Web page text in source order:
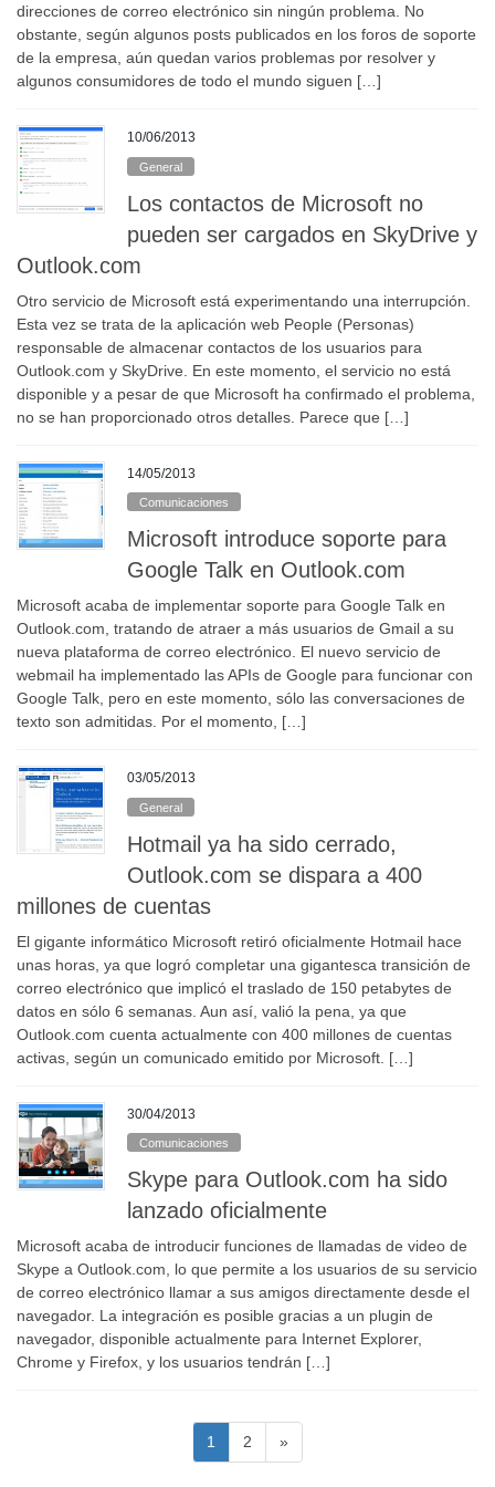
direcciones de correo electrónico sin ningún problema. No
obstante, según algunos posts publicados en los foros de soporte
de la empresa, aún quedan varios problemas por resolver y
algunos consumidores de todo el mundo siguen […]
10/06/2013
General
Los contactos de Microsoft no
pueden ser cargados en SkyDrive y
Outlook.com
Otro servicio de Microsoft está experimentando una interrupción.
Esta vez se trata de la aplicación web People (Personas)
responsable de almacenar contactos de los usuarios para
Outlook.com y SkyDrive. En este momento, el servicio no está
disponible y a pesar de que Microsoft ha confirmado el problema,
no se han proporcionado otros detalles. Parece que […]
14/05/2013
Comunicaciones
Microsoft introduce soporte para
Google Talk en Outlook.com
Microsoft acaba de implementar soporte para Google Talk en
Outlook.com, tratando de atraer a más usuarios de Gmail a su
nueva plataforma de correo electrónico. El nuevo servicio de
webmail ha implementado las APIs de Google para funcionar con
Google Talk, pero en este momento, sólo las conversaciones de
texto son admitidas. Por el momento, […]
03/05/2013
General
Hotmail ya ha sido cerrado,
Outlook.com se dispara a 400
millones de cuentas
El gigante informático Microsoft retiró oficialmente Hotmail hace
unas horas, ya que logró completar una gigantesca transición de
correo electrónico que implicó el traslado de 150 petabytes de
datos en sólo 6 semanas. Aun así, valió la pena, ya que
Outlook.com cuenta actualmente con 400 millones de cuentas
activas, según un comunicado emitido por Microsoft. […]
30/04/2013
Comunicaciones
Skype para Outlook.com ha sido
lanzado oficialmente
Microsoft acaba de introducir funciones de llamadas de video de
Skype a Outlook.com, lo que permite a los usuarios de su servicio
de correo electrónico llamar a sus amigos directamente desde el
navegador. La integración es posible gracias a un plugin de
navegador, disponible actualmente para Internet Explorer,
Chrome y Firefox, y los usuarios tendrán […]
Página
1 Página
2 »